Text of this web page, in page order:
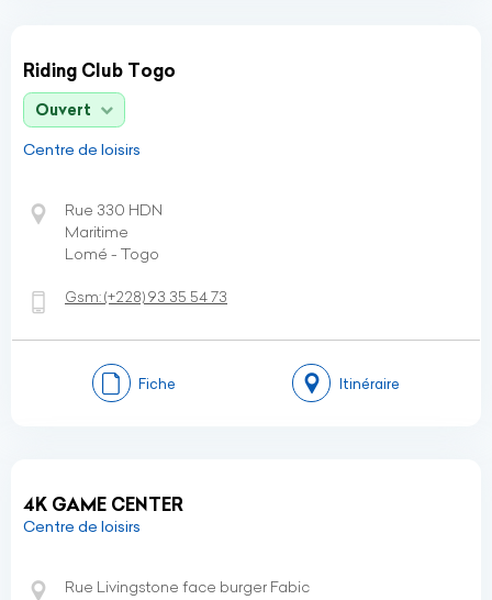
Riding Club Togo
Ouvert
Centre de loisirs
Rue 330 HDN
Maritime
Lomé - Togo
Gsm:(+228)93 35 54 73
Fiche Itinéraire
4K GAME CENTER
Centre de loisirs
Rue Livingstone face burger Fabic